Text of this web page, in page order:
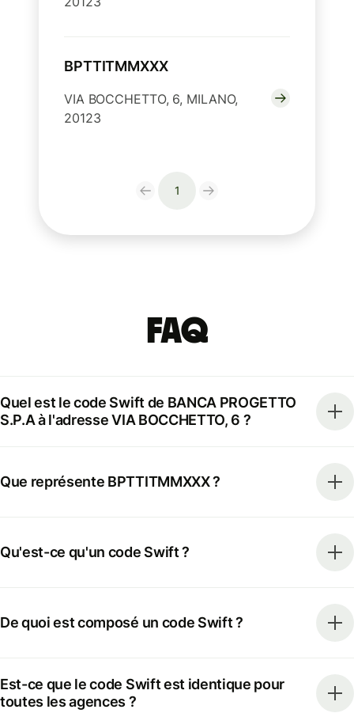
BPTTITMMXXX
VIA BOCCHETTO, 6, MILANO,
20123
1
FAQ
Quel est le code Swift de BANCA PROGETTO
S.P.A à l'adresse VIA BOCCHETTO, 6 ?
Que représente BPTTITMMXXX ?
Qu'est-ce qu'un code Swift ?
De quoi est composé un code Swift ?
Est-ce que le code Swift est identique pour
toutes les agences ?